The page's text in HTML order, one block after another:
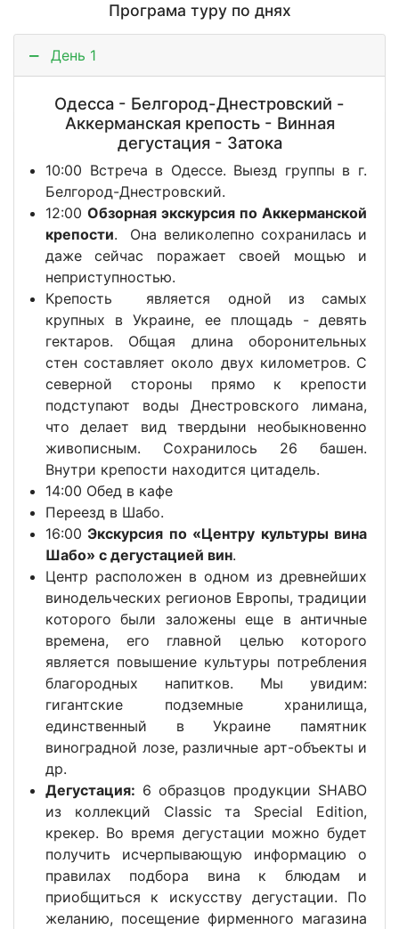
Програма туру по днях
День 1
Одесса - Белгород-Днестровский -
Аккерманская крепость - Винная
дегустация - Затока
10:00 Встреча в Одессе. Выезд группы в г.
Белгород-Днестровский.
12:00 Обзорная экскурсия по Аккерманской
крепости. Она великолепно сохранилась и
даже сейчас поражает своей мощью и
неприступностью.
Крепость является одной из самых
крупных в Украине, ее площадь - девять
гектаров. Общая длина оборонительных
стен составляет около двух километров. С
северной стороны прямо к крепости
подступают воды Днестровского лимана,
что делает вид твердыни необыкновенно
живописным. Сохранилось 26 башен.
Внутри крепости находится цитадель.
14:00 Обед в кафе
Переезд в Шабо.
16:00 Экскурсия по «Центру культуры вина
Шабо» с дегустацией вин.
Центр расположен в одном из древнейших
винодельческих регионов Европы, традиции
которого были заложены еще в античные
времена, его главной целью которого
является повышение культуры потребления
благородных напитков. Мы увидим:
гигантские подземные хранилища,
единственный в Украине памятник
виноградной лозе, различные арт-объекты и
др.
Дегустация: 6 образцов продукции SHABO
из коллекций Classic та Special Edition,
крекер. Во время дегустации можно будет
получить исчерпывающую информацию о
правилах подбора вина к блюдам и
приобщиться к искусству дегустации. По
желанию, посещение фирменного магазина